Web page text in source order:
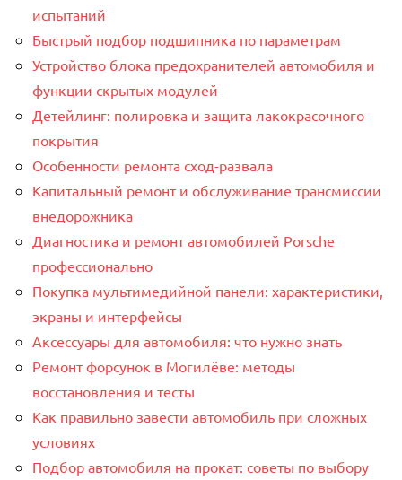
испытаний
Быстрый подбор подшипника по параметрам
Устройство блока предохранителей автомобиля и
функции скрытых модулей
Детейлинг: полировка и защита лакокрасочного
покрытия
Особенности ремонта сход-развала
Капитальный ремонт и обслуживание трансмиссии
внедорожника
Диагностика и ремонт автомобилей Porsche
профессионально
Покупка мультимедийной панели: характеристики,
экраны и интерфейсы
Аксессуары для автомобиля: что нужно знать
Ремонт форсунок в Могилёве: методы
восстановления и тесты
Как правильно завести автомобиль при сложных
условиях
Подбор автомобиля на прокат: советы по выбору